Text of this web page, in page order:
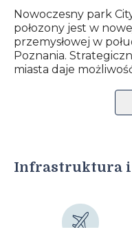
Nowoczesny park
połozony jest w
przemysłowej w
Poznania.
miasta daje
też gwarantuje
klienta docelowego.
wellbeingu
akustyki, komfortu
powietrza. Wysoki
Infrastruktura i